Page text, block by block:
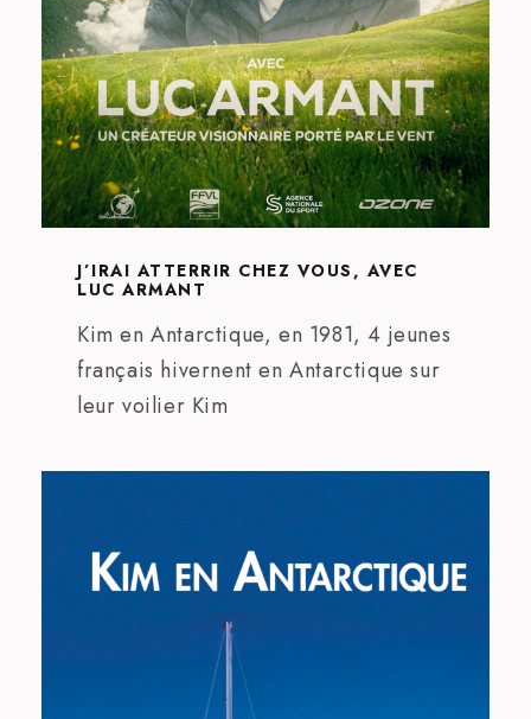
J’IRAI ATTERRIR CHEZ VOUS, AVEC
LUC ARMANT
Kim en Antarctique, en 1981, 4 jeunes
français hivernent en Antarctique sur
leur voilier Kim